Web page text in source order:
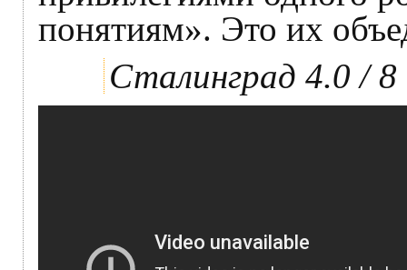
понятиям». Это их
Сталинград 4.0 / 8